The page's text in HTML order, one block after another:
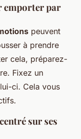
emporter par
peuvent
à prendre
cela, préparez-
Fixez un
ci. Cela vous
sur ses